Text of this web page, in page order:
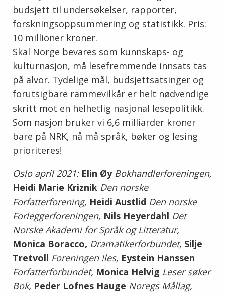
budsjett til undersøkelser, rapporter,
forskningsoppsummering og statistikk. Pris:
10 millioner kroner.
Skal Norge bevares som kunnskaps- og
kulturnasjon, må lesefremmende innsats tas
på alvor. Tydelige mål, budsjettsatsinger og
forutsigbare rammevilkår er helt nødvendige
skritt mot en helhetlig nasjonal lesepolitikk.
Som nasjon bruker vi 6,6 milliarder kroner
bare på NRK, nå må språk, bøker og lesing
prioriteres!
Oslo april 2021: Elin Øy Bokhandlerforeningen,
Heidi Marie Kriznik Den norske
Forfatterforening, Heidi Austlid Den norske
Forleggerforeningen, Nils Heyerdahl Det
Norske Akademi for Språk og Litteratur,
Monica Boracco, Dramatikerforbundet, Silje
Tretvoll Foreningen !les, Eystein Hanssen
Forfatterforbundet, Monica Helvig Leser søker
Bok, Peder Lofnes Hauge Noregs Mållag,